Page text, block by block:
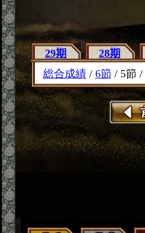
29期 28期
総合成績/ 6節 / 5節 /